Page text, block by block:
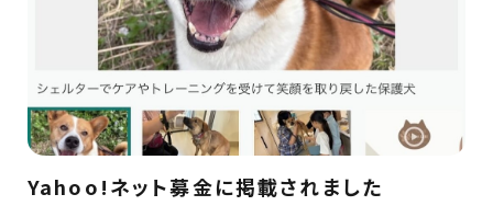
Yahoo!ネット募金に掲載されました